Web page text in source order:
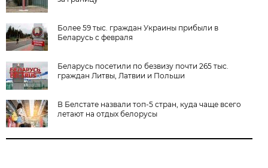
Более 59 тыс. граждан Украины прибыли в
Беларусь с февраля
Беларусь посетили по безвизу почти 265 тыс.
граждан Литвы, Латвии и Польши
В Белстате назвали топ-5 стран, куда чаще всего
летают на отдых белорусы